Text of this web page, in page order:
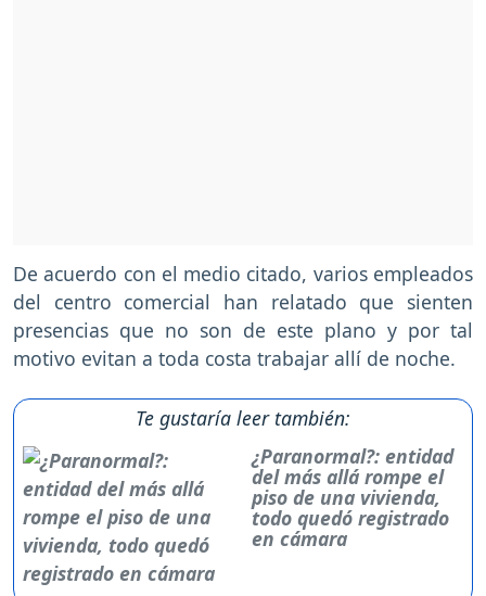
De acuerdo con el medio citado, varios empleados
del centro comercial han relatado que sienten
presencias que no son de este plano y por tal
motivo evitan a toda costa trabajar allí de noche.
Te gustaría leer también:
¿Paranormal?: entidad
del más allá rompe el
piso de una vivienda,
todo quedó registrado
en cámara